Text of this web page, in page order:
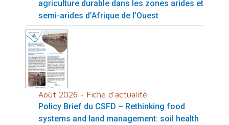
agriculture durable dans les zones arides et
semi-arides d’Afrique de l’Ouest
Août 2026 - Fiche d'actualité
Policy Brief du CSFD – Rethinking food
systems and land management: soil health